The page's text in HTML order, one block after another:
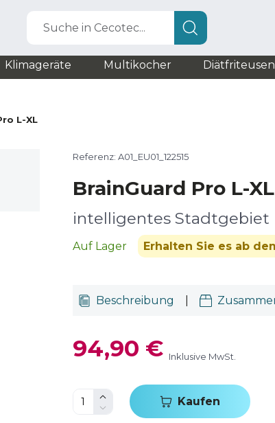
Suche in Cecotec...
Klimageräte Multikocher Diätfriteusen
L-XL
Referenz: A01_EU01_122515
BrainGuard Pro L-XL
intelligentes Stadtgebiet
Auf Lager Erhalten Sie es ab
Beschreibung
94,90 € Inklusive MwSt.
Kaufen